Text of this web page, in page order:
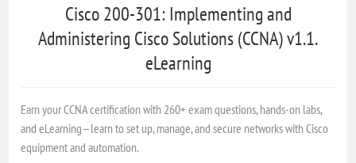
Cisco 200-301: Implementing and
Administering Cisco Solutions (CCNA) v1.1.
eLearning
Earn your CCNA certification with 260+ exam questions, hands-on labs,
and eLearning—learn to set up, manage, and secure networks with Cisco
equipment and automation.